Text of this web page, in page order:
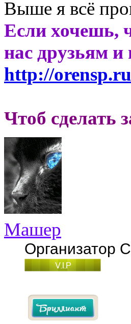
Выше я всё
Если хочешь,
нас друзьям
http://
Чтоб сделать
Машер
Организатор